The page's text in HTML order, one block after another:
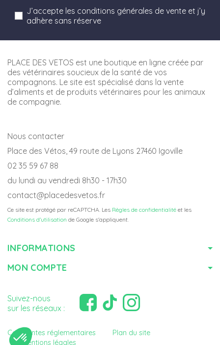
J’accepte les conditions générales de vente et j’y
adhère sans réserve
PLACE DES VETOS est une boutique en ligne créée par
des vétérinaires soucieux de la santé de vos
compagnons. Le site est spécialisé dans la vente
d’aliments et de produits vétérinaires pour les animaux
de compagnie.
Nous contacter
Place des Vétos, 49 route de Lyons 27460 Igoville
02 35 59 67 88
du lundi au vendredi 8h30 - 17h30
contact@placedesvetos.fr
Ce site est protégé par reCAPTCHA. Les Règles de confidentialité et les
Conditions d'utilisation de Google s'appliquent.
INFORMATIONS
MON COMPTE
Suivez-nous
sur les réseaux :
Contraintes réglementaires
Plan du site
Mentions légales